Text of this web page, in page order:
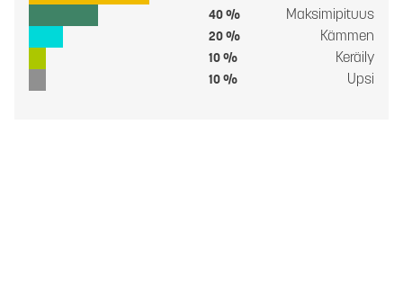
40 % Maksimipituus
20 % Kämmen
10 % Keräily
10 % Upsi